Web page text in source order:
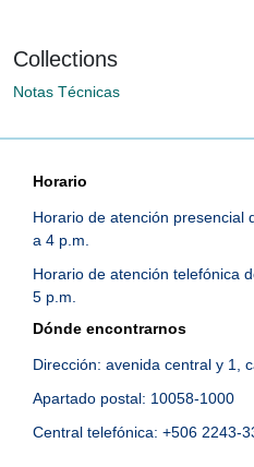
Collections
Notas Técnicas
Horario
Horario de atención presencial
a 4 p.m.
Horario de atención telefónica
5 p.m.
Dónde encontrarnos
Dirección: avenida central y 1,
Apartado postal: 10058-1000
Central telefónica: +506 2243-